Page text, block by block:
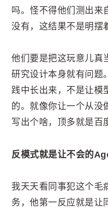
吗。怪不得他们测出来
没有，这结果不是明摆
他们要是把这玩意儿真
研究设计本身就有问题
践中长出来，不是让模
的。就像你让一个从没
写出个啥，顶多就是百
反模式就是让不会的
我天天看同事犯这个毛
务，他第一反应就是让